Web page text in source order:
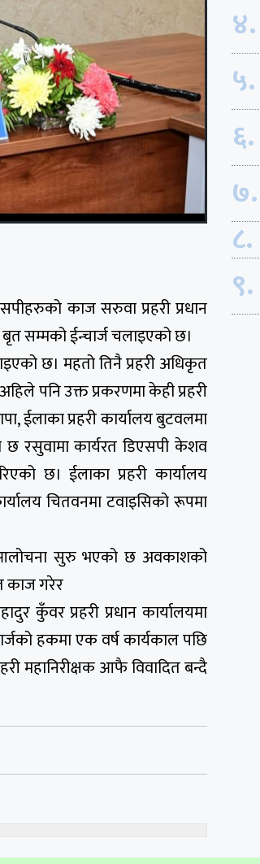
काज सरुवा प्रहरी प्रधान
सम्मको ईन्चार्ज चलाइएको छ।
छ। महतो तिनै प्रहरी अधिकृत
पनि उक्त प्रकरणमा केही प्रहरी
ईलाका प्रहरी कार्यालय बुटवलमा
छ रसुवामा कार्यरत डिएसपी केशव
छ। ईलाका प्रहरी कार्यालय
चितवनमा टवाइसिको रूपमा
आलोचना सुरु भएको छ अवकाशको
काज गरेर
कुँवर प्रहरी प्रधान कार्यालयमा
हकमा एक वर्ष कार्यकाल पछि
महानिरीक्षक आफै विवादित बन्दै
४.
५.
६.
७.
८.
९.